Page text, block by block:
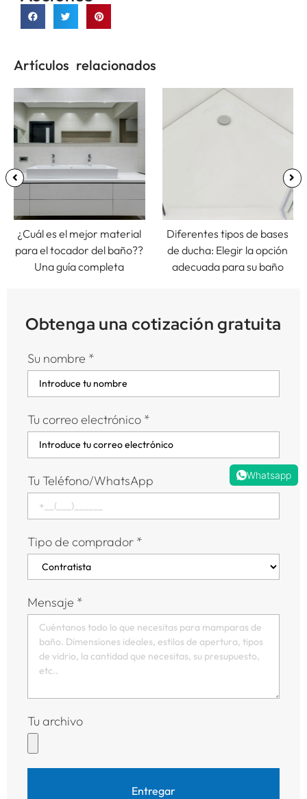
Artículos relacionados
¿Cuál es el mejor material
para el tocador del baño??
Una guía completa
Diferentes tipos de bases
de ducha: Elegir la opción
adecuada para su baño
Obtenga una cotización gratuita
Su nombre *
Tu correo electrónico *
Tu Teléfono/WhatsApp
Tipo de comprador *
Mensaje *
Tu archivo
Entregar
Whatsapp